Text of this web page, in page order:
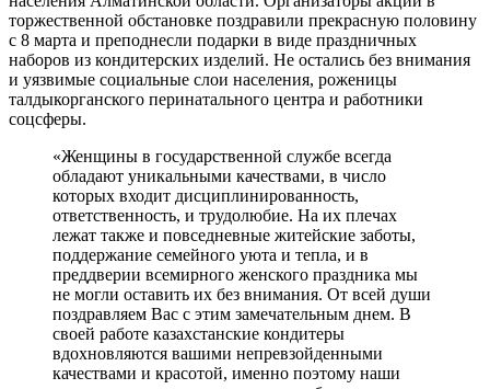
торжественной обстановке поздравили прекрасную половину
с 8 марта и преподнесли подарки в виде праздничных
наборов из кондитерских изделий. Не остались без внимания
и уязвимые социальные слои населения, роженицы
талдыкорганского перинатального центра и работники
соцсферы.
«Женщины в государственной службе всегда
обладают уникальными качествами, в число
которых входит дисциплинированность,
ответственность, и трудолюбие. На их плечах
лежат также и повседневные житейские заботы,
поддержание семейного уюта и тепла, и в
преддверии всемирного женского праздника мы
не могли оставить их без внимания. От всей души
поздравляем Вас с этим замечательным днем. В
своей работе казахстанские кондитеры
вдохновляются вашими непревзойденными
качествами и красотой, именно поэтому наши